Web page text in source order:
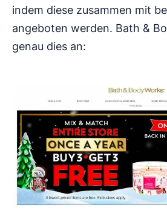
indem diese zusammen mit
angeboten werden. Bath &
genau dies an: